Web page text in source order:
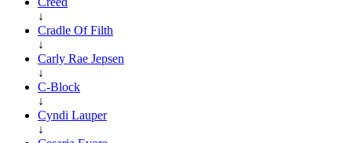
↓
Cradle Of Filth
↓
Carly Rae Jepsen
↓
C-Block
↓
Cyndi Lauper
↓